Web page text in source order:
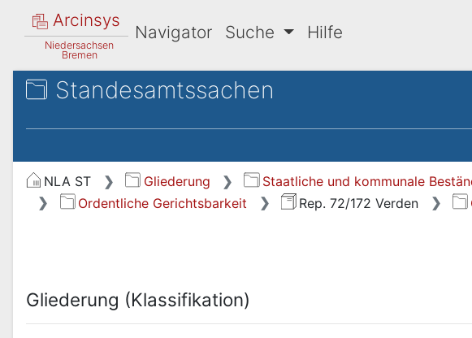
Arcinsys
Niedersachsen
Bremen
Navigator Suche Hilfe
Standesamtssachen
NLA ST Gliederung Staatliche und kommunale
Ordentliche Gerichtsbarkeit
Rep. 72/172 Verden
Gliederung (Klassifikation)